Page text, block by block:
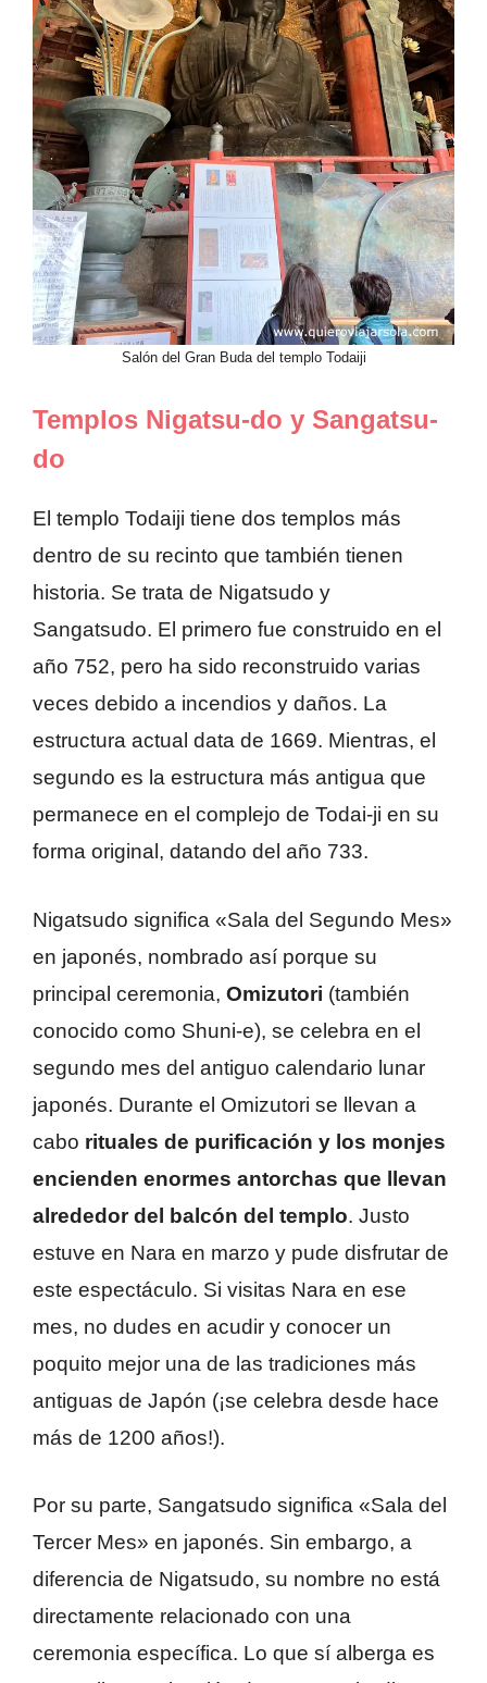
Salón del Gran Buda del templo Todaiji
Templos Nigatsu-do y Sangatsu-
do
El templo Todaiji tiene dos templos más
dentro de su recinto que también tienen
historia. Se trata de Nigatsudo y
Sangatsudo. El primero fue construido en el
año 752, pero ha sido reconstruido varias
veces debido a incendios y daños. La
estructura actual data de 1669. Mientras, el
segundo es la estructura más antigua que
permanece en el complejo de Todai-ji en su
forma original, datando del año 733.
Nigatsudo significa «Sala del Segundo Mes»
en japonés, nombrado así porque su
principal ceremonia, Omizutori (también
conocido como Shuni-e), se celebra en el
segundo mes del antiguo calendario lunar
japonés. Durante el Omizutori se llevan a
cabo rituales de purificación y los monjes
encienden enormes antorchas que llevan
alrededor del balcón del templo. Justo
estuve en Nara en marzo y pude disfrutar de
este espectáculo. Si visitas Nara en ese
mes, no dudes en acudir y conocer un
poquito mejor una de las tradiciones más
antiguas de Japón (¡se celebra desde hace
más de 1200 años!).
Por su parte, Sangatsudo significa «Sala del
Tercer Mes» en japonés. Sin embargo, a
diferencia de Nigatsudo, su nombre no está
directamente relacionado con una
ceremonia específica. Lo que sí alberga es